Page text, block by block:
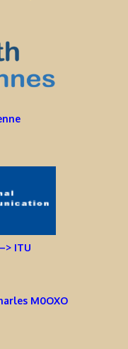
ITU
M0OXO